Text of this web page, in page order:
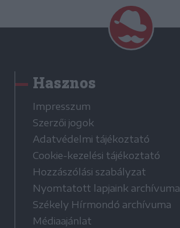
Hasznos
Impresszum
Szerzői jogok
Adatvédelmi tájékoztató
Cookie-kezelési tájékoztató
Hozzászólási szabályzat
Nyomtatott lapjaink archívuma
Székely Hírmondó archívuma
Médiaajánlat